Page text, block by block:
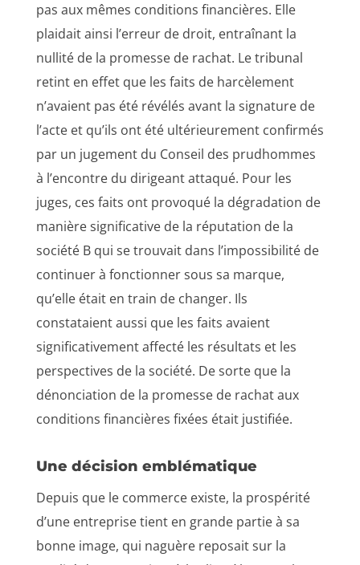
pas aux mêmes conditions financières. Elle
plaidait ainsi l’erreur de droit, entraînant la
nullité de la promesse de rachat. Le tribunal
retint en effet que les faits de harcèlement
n’avaient pas été révélés avant la signature de
l’acte et qu’ils ont été ultérieurement confirmés
par un jugement du Conseil des prudhommes
à l’encontre du dirigeant attaqué. Pour les
juges, ces faits ont provoqué la dégradation de
manière significative de la réputation de la
société B qui se trouvait dans l’impossibilité de
continuer à fonctionner sous sa marque,
qu’elle était en train de changer. Ils
constataient aussi que les faits avaient
significativement affecté les résultats et les
perspectives de la société. De sorte que la
dénonciation de la promesse de rachat aux
conditions financières fixées était justifiée.
Une décision emblématique
Depuis que le commerce existe, la prospérité
d’une entreprise tient en grande partie à sa
bonne image, qui naguère reposait sur la